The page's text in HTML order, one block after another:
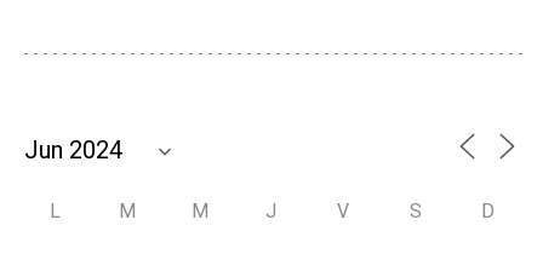
L M M J V S D